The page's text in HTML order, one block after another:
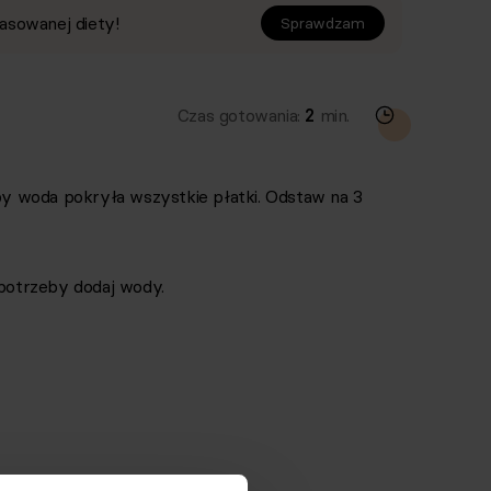
diety! Sprawdzam
Czas gotowania: 2 min.
woda pokryła wszystkie płatki. Odstaw na 3
dodaj wody.